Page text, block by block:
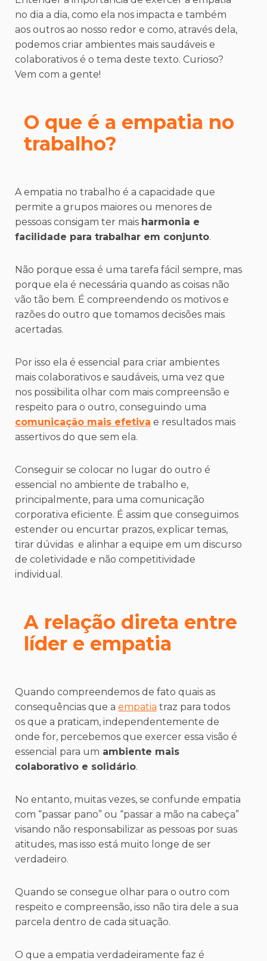
no dia a dia, como ela nos impacta e também
aos outros ao nosso redor e como, através dela,
podemos criar ambientes mais saudáveis e
colaborativos é o tema deste texto. Curioso?
Vem com a gente!
O que é a empatia no
trabalho?
A empatia no trabalho é a capacidade que
permite a grupos maiores ou menores de
pessoas consigam ter mais harmonia e
facilidade para trabalhar em conjunto.
Não porque essa é uma tarefa fácil sempre, mas
porque ela é necessária quando as coisas não
vão tão bem. É compreendendo os motivos e
razões do outro que tomamos decisões mais
acertadas.
Por isso ela é essencial para criar ambientes
mais colaborativos e saudáveis, uma vez que
nos possibilita olhar com mais compreensão e
respeito para o outro, conseguindo uma
comunicação mais efetiva e resultados mais
assertivos do que sem ela.
Conseguir se colocar no lugar do outro é
essencial no ambiente de trabalho e,
principalmente, para uma comunicação
corporativa eficiente. É assim que conseguimos
estender ou encurtar prazos, explicar temas,
tirar dúvidas e alinhar a equipe em um discurso
de coletividade e não competitividade
individual.
A relação direta entre
líder e empatia
Quando compreendemos de fato quais as
consequências que a empatia traz para todos
os que a praticam, independentemente de
onde for, percebemos que exercer essa visão é
essencial para um ambiente mais
colaborativo e solidário.
No entanto, muitas vezes, se confunde empatia
com “passar pano” ou “passar a mão na cabeça”
visando não responsabilizar as pessoas por suas
atitudes, mas isso está muito longe de ser
verdadeiro.
Quando se consegue olhar para o outro com
respeito e compreensão, isso não tira dele a sua
parcela dentro de cada situação.
O que a empatia verdadeiramente faz é